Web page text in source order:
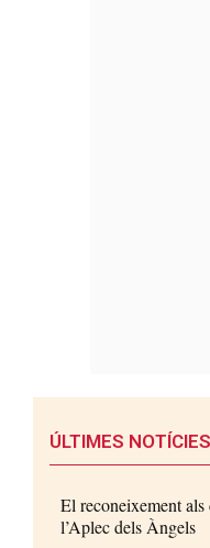
ÚLTIMES
El reconeixement als
l’Aplec dels Àngels